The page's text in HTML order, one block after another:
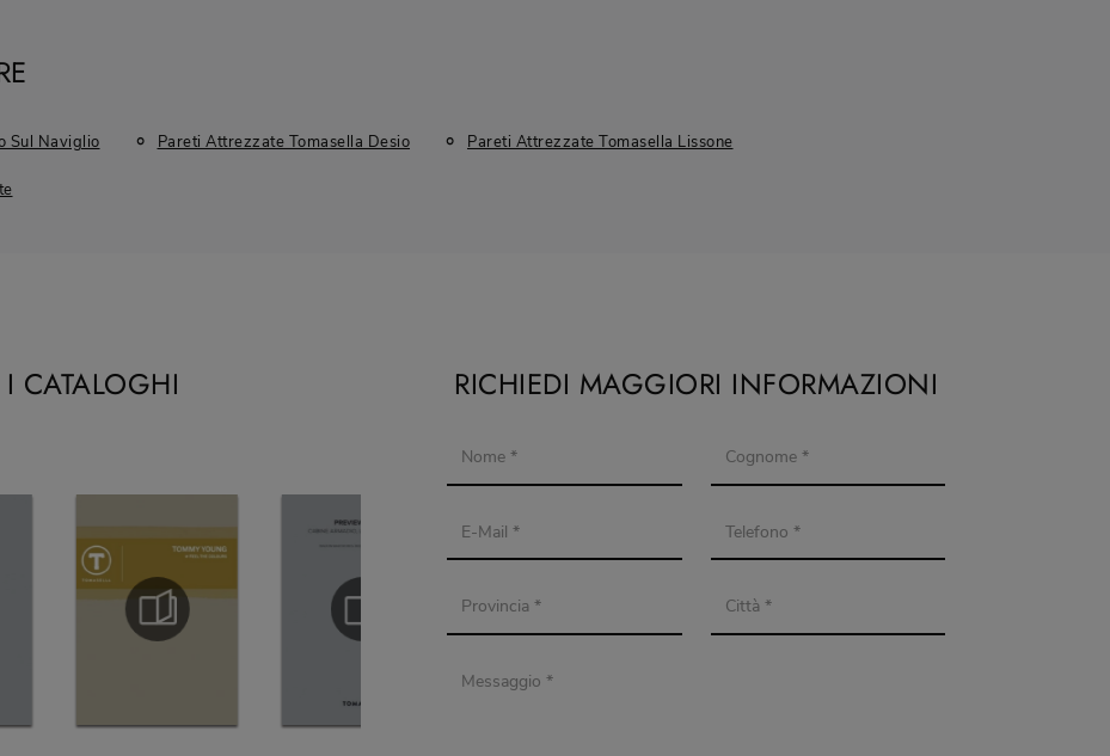
Sul Naviglio Pareti Attrezzate Tomasella Desio Pareti Attrezzate Tomasella Lissone
CATALOGHI RICHIEDI MAGGIORI INFORMAZIONI